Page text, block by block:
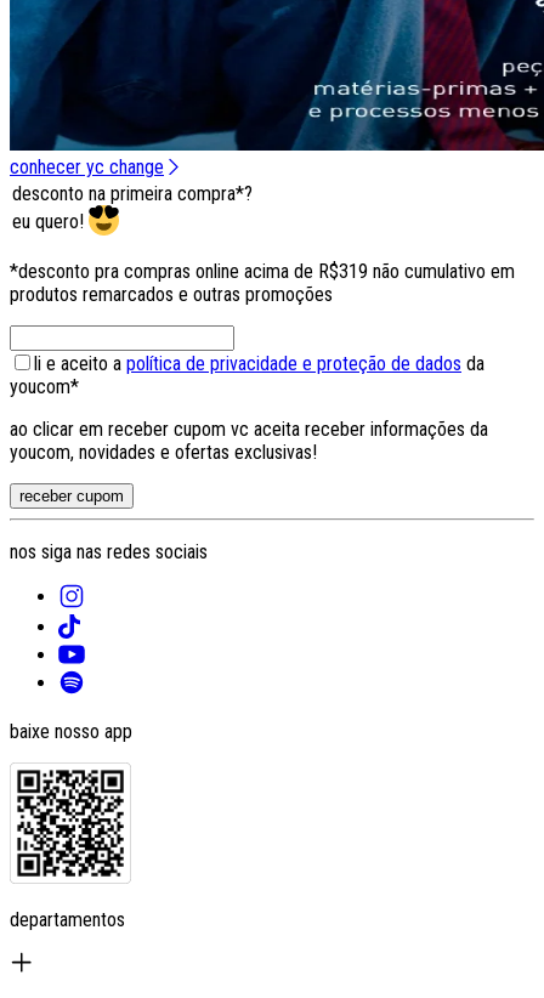
conhecer yc change
desconto na primeira compra*?
eu quero!
*desconto pra compras online acima de R$319 não cumulativo em
produtos remarcados e outras promoções
li e aceito a política de privacidade e proteção de dados da
youcom*
ao clicar em receber cupom vc aceita receber informações da
youcom, novidades e ofertas exclusivas!
receber cupom
nos siga nas redes sociais
baixe nosso app
departamentos